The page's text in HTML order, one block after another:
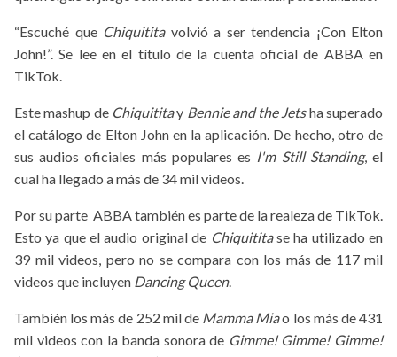
“Escuché que Chiquititavolvió a ser tendencia ¡Con Elton
John!”. Se lee en el título de la cuenta oficial de ABBA en
TikTok.
Este mashup de Chiquititay Bennie and the Jetsha superado
el catálogo de Elton John en la aplicación. De hecho, otro de
sus audios oficiales más populares es I'm Still Standing, el
cual ha llegado a más de 34 mil videos.
Por su parte ABBA también es parte de la realeza de TikTok.
Esto ya que el audio original de Chiquititase ha utilizado en
39 mil videos, pero no se compara con los más de 117 mil
videos que incluyen Dancing Queen.
También los más de 252 mil de Mamma Miao los más de 431
mil videos con la banda sonora de Gimme! Gimme! Gimme!